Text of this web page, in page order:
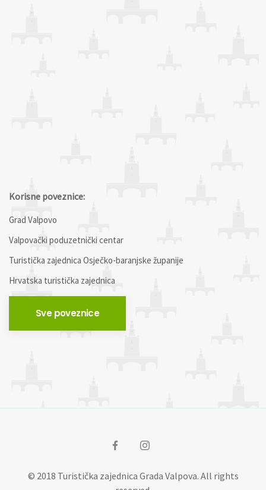
Korisne poveznice:
Grad Valpovo
Valpovački poduzetnički centar
Turistička zajednica Osječko-baranjske županije
Hrvatska turistička zajednica
Sve poveznice
© 2018 Turistička zajednica Grada Valpova. All rights